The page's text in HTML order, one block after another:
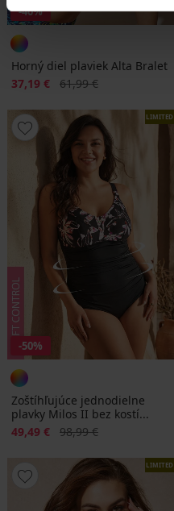
-40%
Horný diel plaviek Alta Bralet
Zľava
37,19 € Pôvodná cena
61,99 €
LIMITED
-50%
Zoštíhľujúce jednodielne
plavky Milos II bez kostí...
Zľava
49,49 € Pôvodná cena
98,99 €
LIMITED